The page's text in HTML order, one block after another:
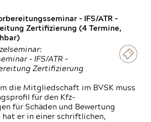
- IFS/ATR -
Zertifizierung (4 Termine,
- IFS/ATR -
Zertifizierung
die Mitgliedschaft im BVSK muss
für den Kfz-
für Schäden und Bewertung
hat er in einer schriftlichen,